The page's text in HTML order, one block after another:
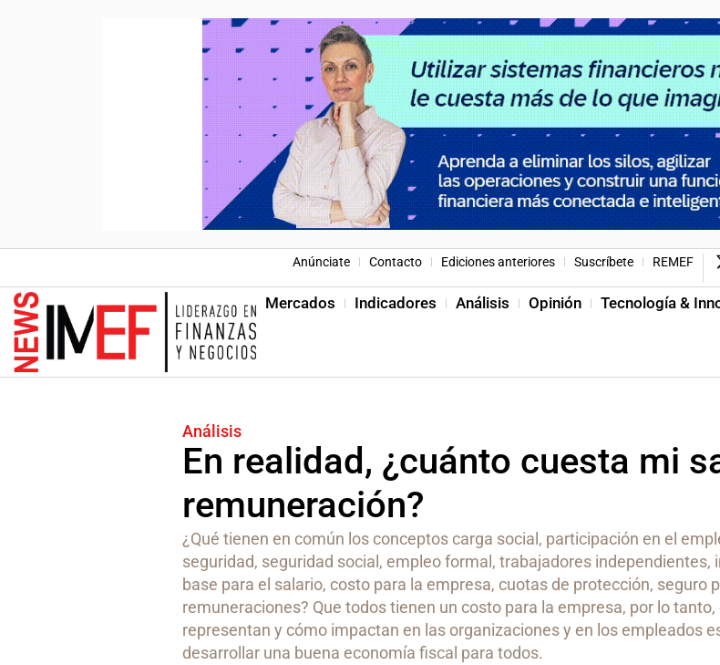
Anúnciate Contacto Ediciones anteriores Suscríbete REMEF
Mercados Indicadores Análisis Opinión Tecnología &
Análisis
En realidad, ¿cuánto cuesta mi
remuneración?
¿Qué tienen en común los conceptos carga social, participación en el
seguridad, seguridad social, empleo formal, trabajadores independientes,
base para el salario, costo para la empresa, cuotas de protección, seguro
remuneraciones? Que todos tienen un costo para la empresa, por lo
representan y cómo impactan en las organizaciones y en los empleados
desarrollar una buena economía fiscal para todos.